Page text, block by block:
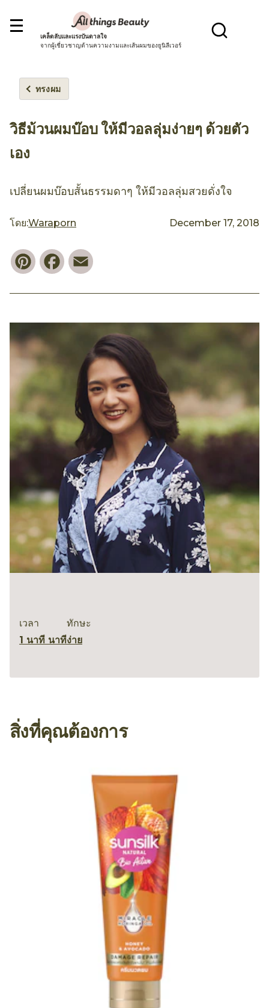
เคล็ดลับและแรงบันดาลใจ
จากผู้เชี่ยวชาญด้านความงามและเส้นผมของยูนิลีเวอร์
ทรงผม
วิธีม้วนผมบ๊อบ ให้มีวอลลุ่มง่ายๆ ด้วยตัว
เอง
เปลี่ยนผมบ๊อบสั้นธรรมดาๆ ให้มีวอลลุ่มสวยดั่งใจ
โดย:Waraporn December 17, 2018
PinterestFacebook
เวลา
1 นาที นาที
ทักษะ
ง่าย
สิ่งที่คุณต้องการ